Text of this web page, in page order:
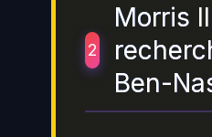
2
Morris
Ben-